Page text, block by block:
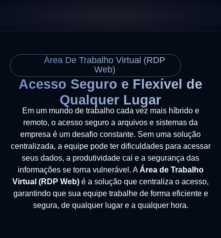
Área De Trabalho Virtual (RDP
Web)
Acesso Seguro e Flexível de
Qualquer Lugar
Em um mundo de trabalho cada vez mais híbrido e
remoto, o acesso seguro a arquivos e sistemas da
empresa é um desafio constante. Sem uma solução
centralizada, a equipe pode ter dificuldades para acessar
seus dados, a produtividade cai e a segurança das
informações se torna vulnerável. AÁrea de Trabalho
Virtual (RDP Web) é a solução que centraliza o acesso,
garantindo que sua equipe trabalhe de forma eficiente e
segura, de qualquer lugar e a qualquer hora.